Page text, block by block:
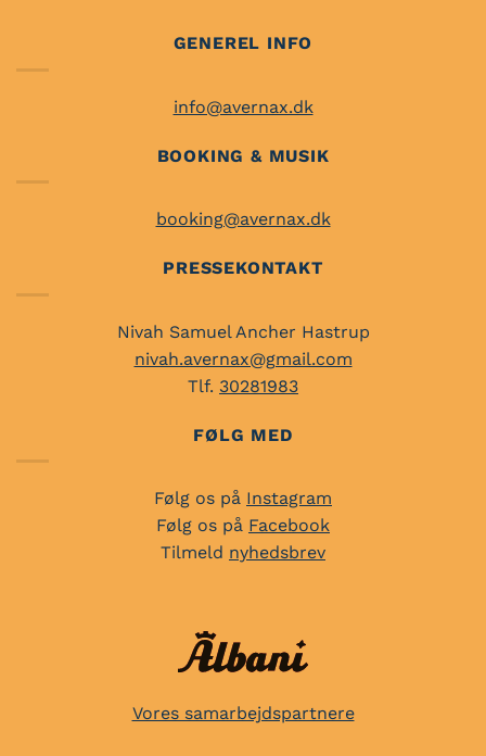
GENEREL INFO
info@avernax.dk
BOOKING & MUSIK
booking@avernax.dk
PRESSEKONTAKT
Nivah Samuel Ancher Hastrup
nivah.avernax@gmail.com
Tlf. 30281983
FØLG MED
Følg os på Instagram
Følg os på Facebook
Tilmeld nyhedsbrev
Vores samarbejdspartnere